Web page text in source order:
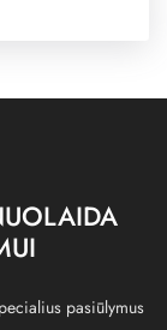
pasiūlymus